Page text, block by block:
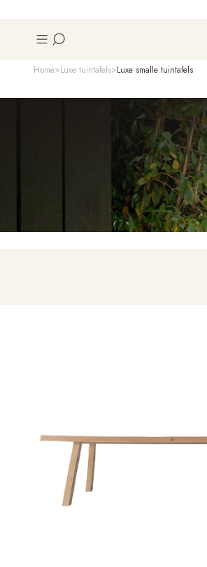
Home Luxe tuintafels Luxe smalle tuintafels